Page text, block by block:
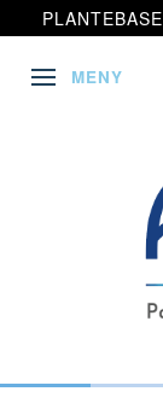
VEKSLE
MENY